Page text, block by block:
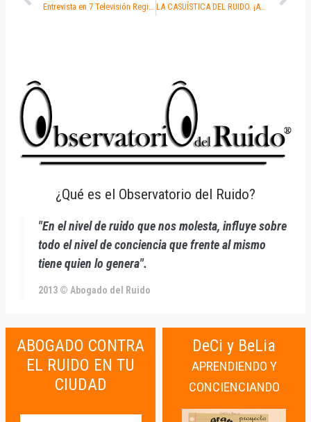
LA CASUÍSTICA DEL RUIDO. ¡AYUDA!
¿Qué es el Observatorio del Ruido?
"En el nivel de ruido que nos molesta, influye sobre
todo el nivel de conciencia que frente al mismo
tiene quien lo genera".
2013 © Abogado del Ruido
ABOGADO CONTRA
EL RUIDO EN TU
CIUDAD
DeCi y BeLia
APRENDIENDO Y
CONCIENCIANDO